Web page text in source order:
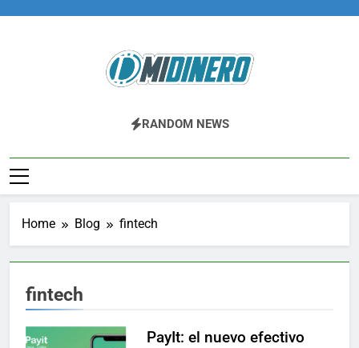
Midinero.co
Fintech, Criptomonedas
RANDOM NEWS
Home Blog fintech
fintech
PayIt: el nuevo efectivo